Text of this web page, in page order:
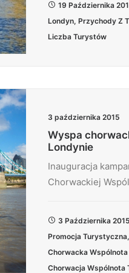
19 Października
Londyn, Przychody Z
Liczba Turystów
3 października 2015
Wyspa
Londynie
Inauguracja
Chorwackiej
3 Października 2015
Promocja Turystyczna,
Chorwacka
Chorwacja Wspólnota